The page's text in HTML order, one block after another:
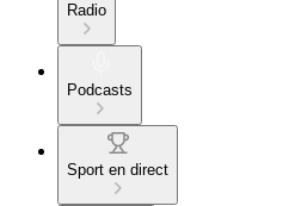
Radio
Podcasts
Sport en direct